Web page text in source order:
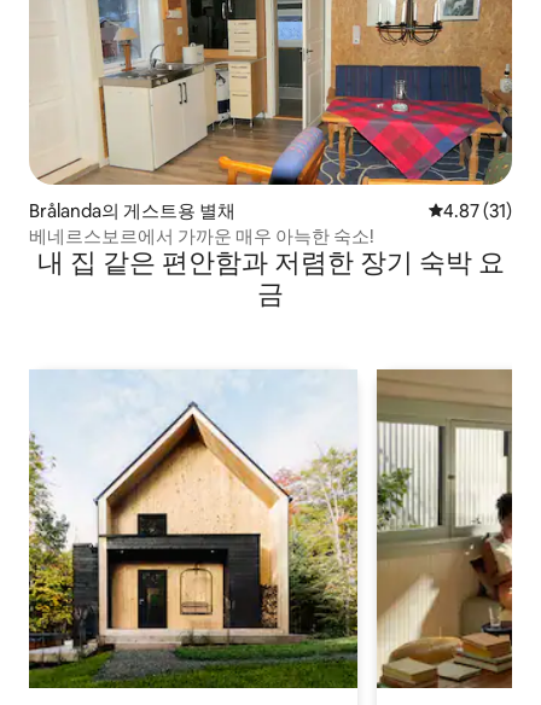
Brålanda의 게스트용 별채 평점 4.87점
4.87 (31)
베네르스보르에서 가까운 매우 아늑한 숙소!
내 집 같은 편안함과 저렴한 장기 숙박 요
금